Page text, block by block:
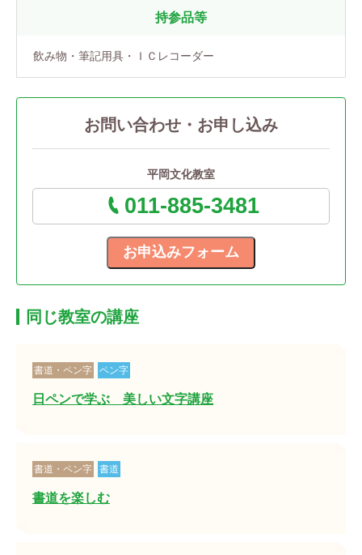
持参品等
飲み物・筆記用具・ＩＣレコーダー
お問い合わせ・お申し込み
平岡文化教室
011-885-3481
同じ教室の講座
書道・ペン字 ペン字
日ペンで学ぶ 美しい文字講座
書道・ペン字 書道
書道を楽しむ